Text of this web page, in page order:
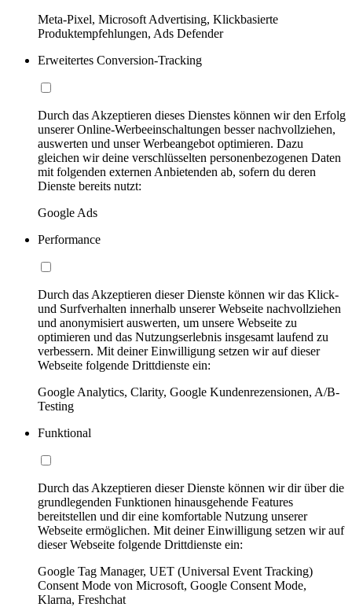
Meta-Pixel, Microsoft Advertising, Klickbasierte
Produktempfehlungen, Ads Defender
Erweitertes Conversion-Tracking
Durch das Akzeptieren dieses Dienstes können wir den Erfolg
unserer Online-Werbeeinschaltungen besser nachvollziehen,
auswerten und unser Werbeangebot optimieren. Dazu
gleichen wir deine verschlüsselten personenbezogenen Daten
mit folgenden externen Anbietenden ab, sofern du deren
Dienste bereits nutzt:
Google Ads
Performance
Durch das Akzeptieren dieser Dienste können wir das Klick-
und Surfverhalten innerhalb unserer Webseite nachvollziehen
und anonymisiert auswerten, um unsere Webseite zu
optimieren und das Nutzungserlebnis insgesamt laufend zu
verbessern. Mit deiner Einwilligung setzen wir auf dieser
Webseite folgende Drittdienste ein:
Google Analytics, Clarity, Google Kundenrezensionen, A/B-
Testing
Funktional
Durch das Akzeptieren dieser Dienste können wir dir über die
grundlegenden Funktionen hinausgehende Features
bereitstellen und dir eine komfortable Nutzung unserer
Webseite ermöglichen. Mit deiner Einwilligung setzen wir auf
dieser Webseite folgende Drittdienste ein:
Google Tag Manager, UET (Universal Event Tracking)
Consent Mode von Microsoft, Google Consent Mode,
Klarna, Freshchat